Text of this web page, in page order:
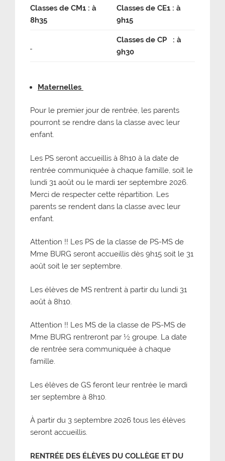
Classes de CM1 : à
8h35
Classes de CE1 : à
9h15
Classes de CP : à
9h30
Maternelles
Pour le premier jour de rentrée, les parents
pourront se rendre dans la classe avec leur
enfant.
Les PS seront accueillis à 8h10 à la date de
rentrée communiquée à chaque famille, soit le
lundi 31 août ou le mardi 1er septembre 2026.
Merci de respecter cette répartition. Les
parents se rendent dans la classe avec leur
enfant.
Attention !! Les PS de la classe de PS-MS de
Mme BURG seront accueillis dès 9h15 soit le 31
août soit le 1er septembre.
Les élèves de MS rentrent à partir du lundi 31
août à 8h10.
Attention !! Les MS de la classe de PS-MS de
Mme BURG rentreront par ½ groupe. La date
de rentrée sera communiquée à chaque
famille.
Les élèves de GS feront leur rentrée le mardi
1er septembre à 8h10.
À partir du 3 septembre 2026 tous les élèves
seront accueillis.
RENTRÉE DES ÉLÈVES DU COLLÈGE ET DU